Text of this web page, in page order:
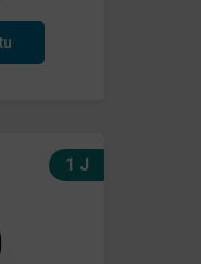
1 J